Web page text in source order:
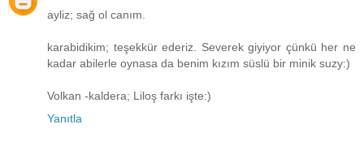
ayliz; sağ ol canım.
karabidikim; teşekkür ederiz. Severek giyiyor çünkü her ne
kadar abilerle oynasa da benim kızım süslü bir minik suzy:)
Volkan -kaldera; Liloş farkı işte:)
Yanıtla